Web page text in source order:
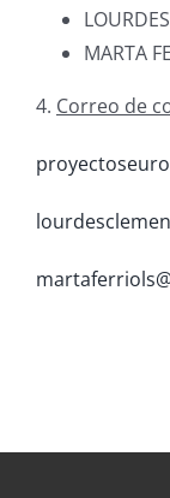
MARTA
4. Correo de
lo